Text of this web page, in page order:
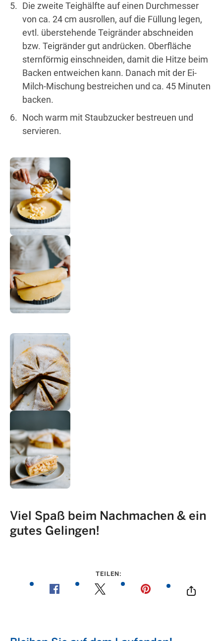
Die zweite Teighälfte auf einen Durchmesser
von ca. 24 cm ausrollen, auf die Füllung legen,
evtl. überstehende Teigränder abschneiden
bzw. Teigränder gut andrücken. Oberfläche
sternförmig einschneiden, damit die Hitze beim
Backen entweichen kann. Danach mit der Ei-
Milch-Mischung bestreichen und ca. 45 Minuten
backen.
Noch warm mit Staubzucker bestreuen und
servieren.
Viel Spaß beim Nachmachen & ein
gutes Gelingen!
TEILEN: